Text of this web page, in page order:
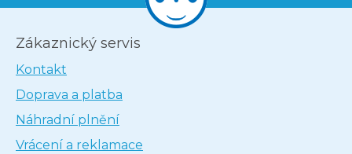
Zákaznický servis
Kontakt
Doprava a platba
Náhradní plnění
Vrácení a reklamace